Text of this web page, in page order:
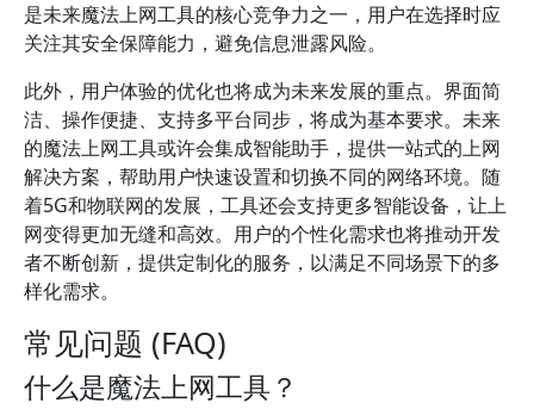
是未来魔法上网工具的核心竞争力之一，用户在选择时应
关注其安全保障能力，避免信息泄露风险。
此外，用户体验的优化也将成为未来发展的重点。界面简
洁、操作便捷、支持多平台同步，将成为基本要求。未来
的魔法上网工具或许会集成智能助手，提供一站式的上网
解决方案，帮助用户快速设置和切换不同的网络环境。随
着5G和物联网的发展，工具还会支持更多智能设备，让上
网变得更加无缝和高效。用户的个性化需求也将推动开发
者不断创新，提供定制化的服务，以满足不同场景下的多
样化需求。
常见问题 (FAQ)
什么是魔法上网工具？